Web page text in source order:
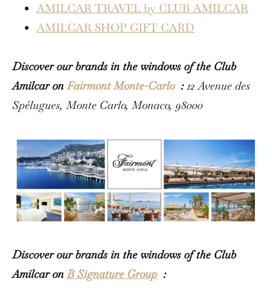
AMILCAR TRAVEL by CLUB AMILCAR
AMILCAR SHOP GIFT CARD
Discover our brands in the windows of the Club
Amilcar on Fairmont Monte-Carlo: 12 Avenue des
Spélugues, Monte Carlo, Monaco, 98000
Discover our brands in the windows of the Club
Amilcar onB Signature Group :